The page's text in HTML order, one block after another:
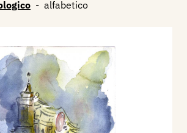
- alfabetico